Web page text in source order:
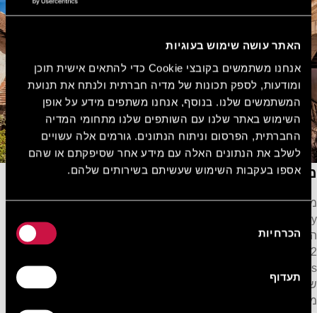
האתר עושה שימוש בעוגיות
אנחנו משתמשים בקובצי Cookie כדי להתאים אישית תוכן
ומודעות, לספק תכונות של מדיה חברתית ולנתח את תנועת
המשתמשים שלנו. בנוסף, אנחנו משתפים מידע על אופן
השימוש באתר שלנו עם השותפים שלנו מתחומי המדיה
החברתית, הפרסום וניתוח הנתונים. גורמים אלה עשויים
לשלב את הנתונים האלה עם מידע אחר שסיפקתם או שהם
אספו בעקבות השימוש שעשיתם בשירותים שלהם.
בחירת
הסכמה
הכרחיות
תעדוף
מנזר כריסורויאטיסה בפאפוס
מנזר כריסורויאטיסה בפאפוס (Panagia Chrysorogiatissa
Monastery) ממוקם ליד יער בכפר פאנאיה ומהוה את אחד מאתרי
המורשת הדתית החשובים ביותר של פאפוס. המנזר נוסד בשנת
Komnenos). את המקום בנה נזיר בשם איגנציוס שהכניס לכאן סמל
של הבתולה מריה שצייר לכאורה המטיף סנט לוק. כיום פועל בקרבת
מקום מוזיאון המציג פריטים עתיקים רבים, וכמובן – יקב נזירים